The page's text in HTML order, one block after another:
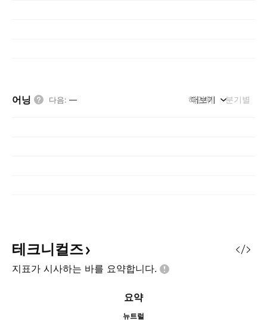
어닝 다음: — 해단위 분기별
더보기
테크니컬즈
지표가 시사하는 바를 요약합니다.
요약
뉴트럴